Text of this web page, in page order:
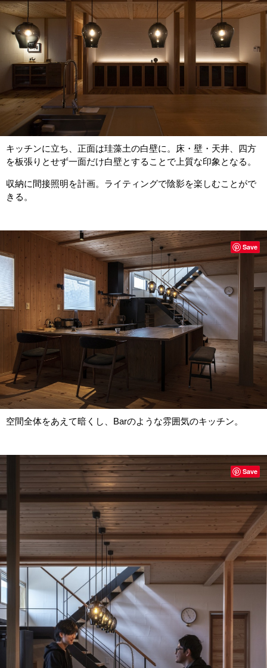
キッチンに立ち、正面は珪藻土の白壁に。床・壁・天井、四方
を板張りとせず一面だけ白壁とすることで上質な印象となる。
収納に間接照明を計画。ライティングで陰影を楽しむことがで
きる。
空間全体をあえて暗くし、Barのような雰囲気のキッチン。
Save
Save